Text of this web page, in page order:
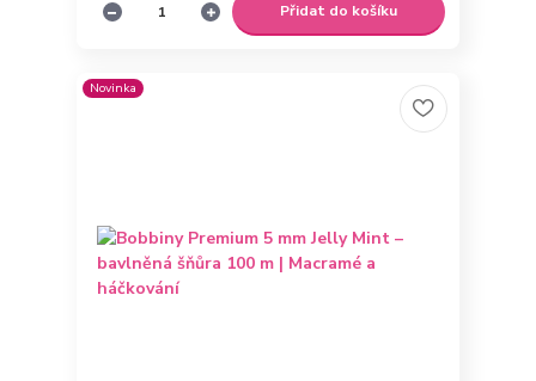
Přidat do košíku
Novinka